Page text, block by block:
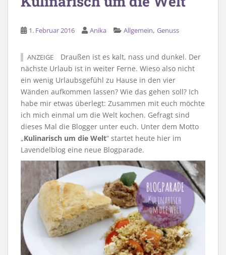
1. Februar 2016 Anika Allgemein, Genuss
ANZEIGE
Draußen ist es kalt, nass und dunkel. Der
nächste Urlaub ist in weiter Ferne. Wieso also nicht
ein wenig Urlaubsgefühl zu Hause in den vier
Wänden aufkommen lassen? Wie das gehen soll? Ich
habe mir etwas überlegt: Zusammen mit euch möchte
ich mich einmal um die Welt kochen. Gefragt sind
dieses Mal die Blogger unter euch. Unter dem Motto
„Kulinarisch um die Welt“ startet heute hier im
Lavendelblog eine neue Blogparade.